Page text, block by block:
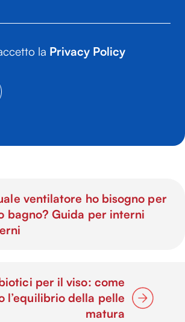
la Privacy Policy
ventilatore ho bisogno per
bagno? Guida per interni
per il viso: come
l’equilibrio della pelle
matura